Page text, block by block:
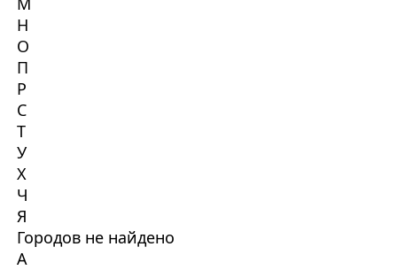
Н
О
П
Р
С
Т
У
Х
Ч
Я
Городов не найдено
А